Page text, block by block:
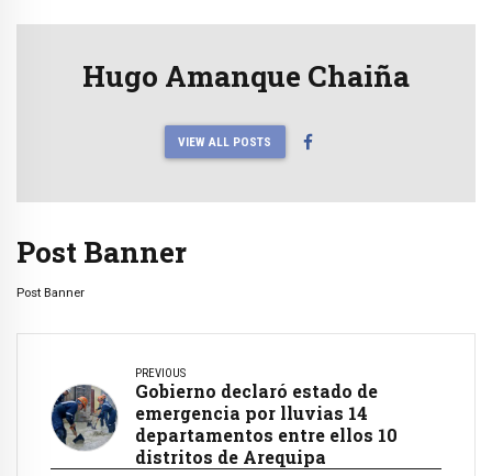
Hugo Amanque Chaiña
VIEW ALL POSTS
Post Banner
Post Banner
PREVIOUS
Gobierno declaró estado de
emergencia por lluvias 14
departamentos entre ellos 10
distritos de Arequipa